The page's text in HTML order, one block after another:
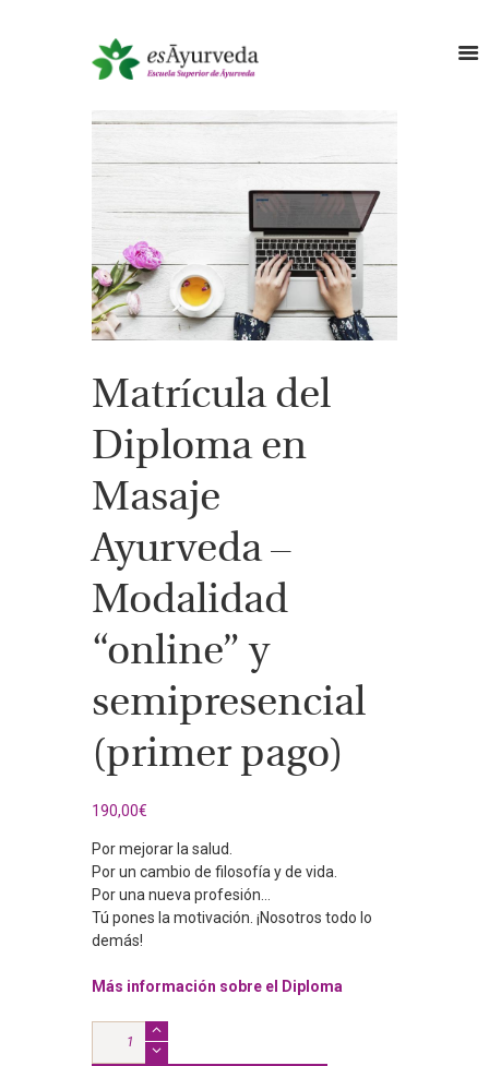
Matrícula del
Diploma en
Masaje
Ayurveda –
Modalidad
“online” y
semipresencial
(primer pago)
190,00€
Por mejorar la salud.
Por un cambio de filosofía y de vida.
Por una nueva profesión…
Tú pones la motivación. ¡Nosotros todo lo
demás!
Más información sobre el Diploma
Matrícula